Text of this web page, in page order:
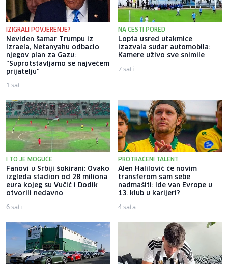
IZIGRALI POVJERENJE?
Neviđen šamar Trumpu iz
Izraela, Netanyahu odbacio
njegov plan za Gazu:
"Suprotstavljamo se najvećem
prijatelju"
1 sat
NA CESTI PORED
Lopta usred utakmice
izazvala sudar automobila:
Kamere uživo sve snimile
7 sati
I TO JE MOGUĆE
Fanovi u Srbiji šokirani: Ovako
izgleda stadion od 28 miliona
eura kojeg su Vučić i Dodik
otvorili nedavno
6 sati
PROTRAĆENI TALENT
Alen Halilović će novim
transferom sam sebe
nadmašiti: Ide van Evrope u
13. klub u karijeri?
4 sata